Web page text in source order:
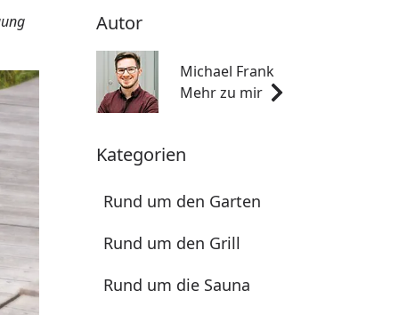
Autor
Michael Frank
Mehr zu mir
Kategorien
Rund um den Garten
Rund um den Grill
Rund um die Sauna